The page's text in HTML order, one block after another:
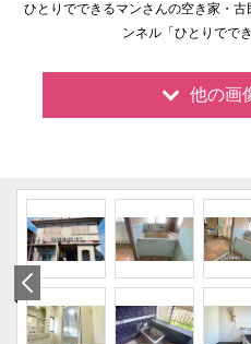
ひとりでできるマンさんの空き家・
ンネル「ひとりでで
他の画